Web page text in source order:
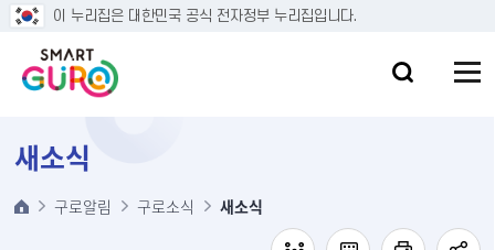
본문 바로가기
이 누리집은 대한민국 공식 전자정부 누리집입니다.
새소식
구로알림 구로소식 새소식